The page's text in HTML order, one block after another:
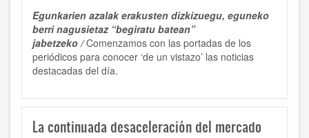
Egunkarien azalak erakusten dizkizuegu, eguneko
berri nagusietaz “begiratu batean”
jabetzeko /Comenzamos con las portadas de los
periódicos para conocer ‘de un vistazo’ las noticias
destacadas del día.
La continuada desaceleración del mercado